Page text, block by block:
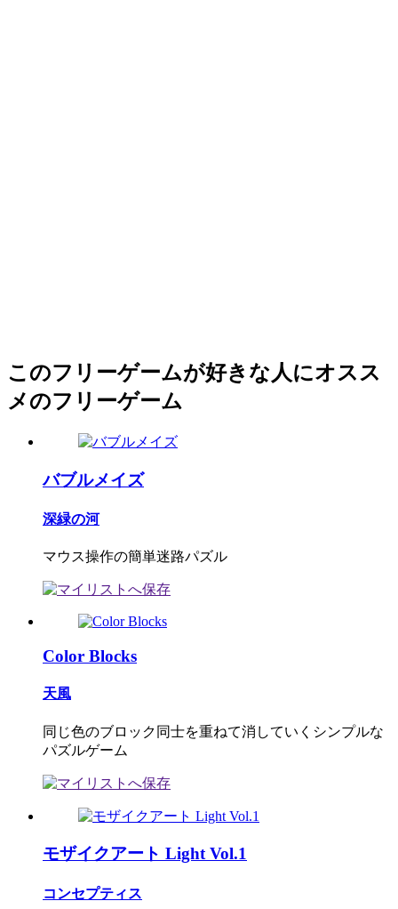
このフリーゲームが好きな人にオスス
メのフリーゲーム
バブルメイズ
深緑の河
マウス操作の簡単迷路パズル
Color Blocks
天風
同じ色のブロック同士を重ねて消していくシンプルな
パズルゲーム
モザイクアート Light Vol.1
コンセプティス